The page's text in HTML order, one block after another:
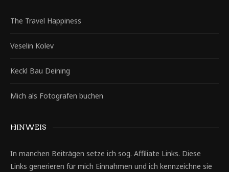
The Travel Happiness
Veselin Kolev
Keckl Bau Deining
Mich als Fotografen buchen
HINWEIS
In manchen Beiträgen setze ich sog. Affiliate Links. Diese
Links generieren für mich Einnahmen und ich kennzeichne sie